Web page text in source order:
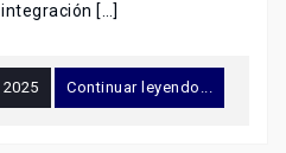
[…]
Continuar leyendo...